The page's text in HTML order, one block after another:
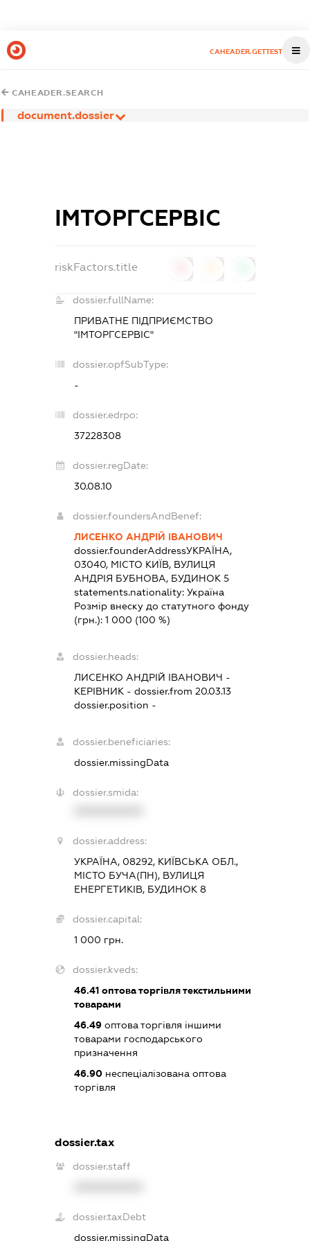
CAHEADER.GETTEST
CAHEADER.SEARCH
document.dossier
ІМТОРГСЕРВІС
riskFactors.title
dossier.fullName:
ПРИВАТНЕ ПІДПРИЄМСТВО
"ІМТОРГСЕРВІС"
dossier.opfSubType:
-
dossier.edrpo:
37228308
dossier.regDate:
30.08.10
dossier.foundersAndBenef:
ЛИСЕНКО АНДРІЙ ІВАНОВИЧ
dossier.founderAddressУКРАЇНА,
03040, МІСТО КИЇВ, ВУЛИЦЯ
АНДРІЯ БУБНОВА, БУДИНОК 5
statements.nationality:Україна
Розмір внеску до статутного фонду
(грн.):1 000 (100 %)
dossier.heads:
ЛИСЕНКО АНДРІЙ ІВАНОВИЧ -
КЕРІВНИК - dossier.from 20.03.13
dossier.position -
dossier.beneficiaries:
dossier.missingData
dossier.smida:
dossier.address:
УКРАЇНА, 08292, КИЇВСЬКА ОБЛ.,
МІСТО БУЧА(ПН), ВУЛИЦЯ
ЕНЕРГЕТИКІВ, БУДИНОК 8
dossier.capital:
1 000 грн.
dossier.kveds:
46.41 оптова торгівля текстильними
товарами
46.49 оптова торгівля іншими
товарами господарського
призначення
46.90 неспеціалізована оптова
торгівля
dossier.tax
dossier.staff
dossier.taxDebt
dossier.missingData